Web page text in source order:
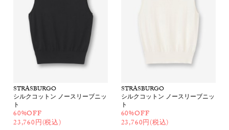
STRASBURGO
シルクコットン ノースリーブニッ
ト
60%OFF
23,760円(税込)
STRASBURGO
シルクコットン ノースリーブニッ
ト
60%OFF
23,760円(税込)